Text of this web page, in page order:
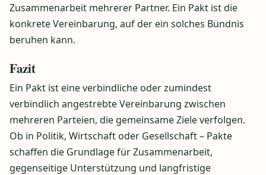
Zusammenarbeit mehrerer Partner. Ein Pakt ist die
konkrete Vereinbarung, auf der ein solches Bündnis
beruhen kann.
Fazit
Ein Pakt ist eine verbindliche oder zumindest
verbindlich angestrebte Vereinbarung zwischen
mehreren Parteien, die gemeinsame Ziele verfolgen.
Ob in Politik, Wirtschaft oder Gesellschaft – Pakte
schaffen die Grundlage für Zusammenarbeit,
gegenseitige Unterstützung und langfristige